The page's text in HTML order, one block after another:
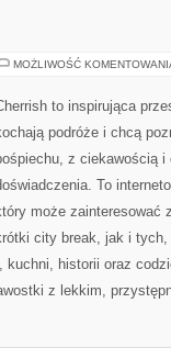
MOŻLIWOŚĆ
to inspirująca
podróże i chcą
z ciekawością i
To
może zainteresować
city break, jak i
historii oraz
z lekkim,